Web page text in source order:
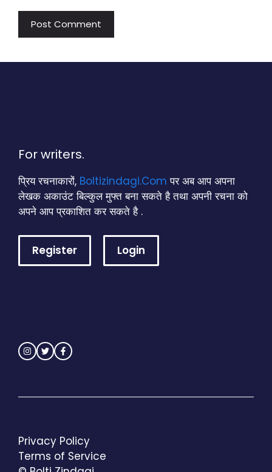
For writers.
प्रिय रचनाकारों, Boltizindagi.Com पर अब आप अपना
लेखक अकाउंट बिल्कुल मुफ्त बना सकते है तथा अपनी रचना को
अपने आप प्रकाशित कर सकते है .
Register Login
Privacy Policy
Terms of Service